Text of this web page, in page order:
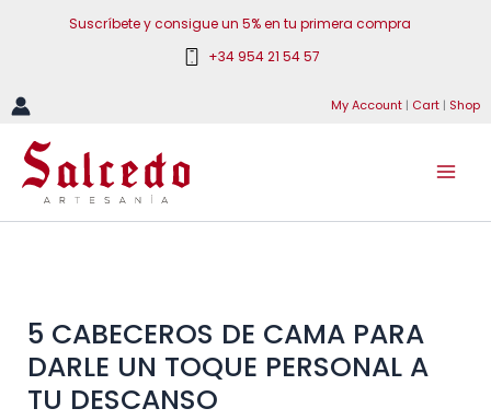
Suscríbete y consigue un 5% en tu primera compra
+34 954 21 54 57
My Account | Cart | Shop
5 CABECEROS DE CAMA PARA
DARLE UN TOQUE PERSONAL A
TU DESCANSO